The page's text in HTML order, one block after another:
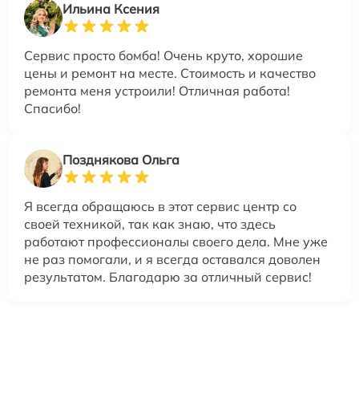
Ильина Ксения
Сервис просто бомба! Очень круто, хорошие
цены и ремонт на месте. Стоимость и качество
ремонта меня устроили! Отличная работа!
Спасибо!
Позднякова Ольга
Я всегда обращаюсь в этот сервис центр со
своей техникой, так как знаю, что здесь
работают профессионалы своего дела. Мне уже
не раз помогали, и я всегда оставался доволен
результатом. Благодарю за отличный сервис!